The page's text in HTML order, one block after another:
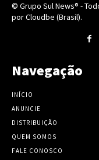
© Grupo Sul News® -
por Cloudbe (Brasil).
Navegação
INÍCIO
ANUNCIE
DISTRIBUIÇÃO
QUEM SOMOS
FALE CONOSCO